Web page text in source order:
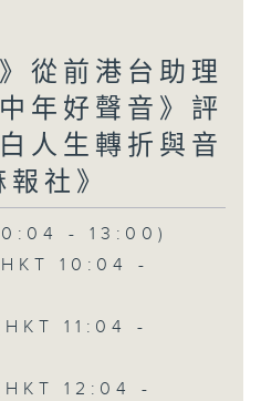
從前港台助理
年好聲音》評
人生轉折與音
社》
- 13:00)
10:04 -
11:04 -
12:04 -